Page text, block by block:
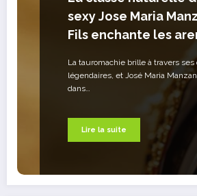
sexy Jose Maria
Fils enchante les
La tauromachie brille à travers
légendaires, et José Maria
dans…
Lire la suite